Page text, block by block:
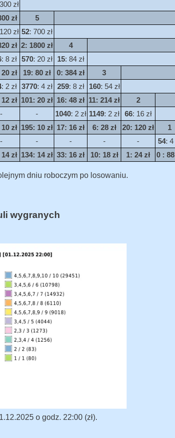
zł
zł
5
zł 52: 700 zł
zł 2: 1800 zł
4
: 8 zł 570: 20 zł 15: 84 zł
zł 19: 80 zł 0: 384 zł
3
: 2 zł 3770: 4 zł 259: 8 zł 160: 54 zł
zł 101: 20 zł 16: 48 zł 11: 214 zł
2
- - 1040: 2 zł 1149: 2 zł 66: 16 zł
zł 195: 10 zł 17: 16 zł 6: 28 zł 20: 120 zł
1
- - - - - 54: 4
zł 134: 14 zł 33: 16 zł 10: 18 zł 1: 24 zł 0 :
dniu roboczym po losowaniu.
wygranych
o godz. 22:00 (zł).